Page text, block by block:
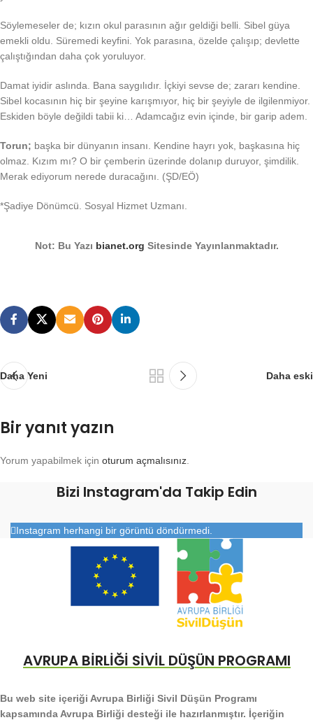
Söylemeseler de; kızın okul parasının ağır geldiği belli. Sibel güya
emekli oldu. Süremedi keyfini. Yok parasına, özelde çalışıp; devlette
çalıştığından daha çok yoruluyor.
Damat iyidir aslında. Bana saygılıdır. İçkiyi sevse de; zararı kendine.
Sibel kocasının hiç bir şeyine karışmıyor, hiç bir şeyiyle de ilgilenmiyor.
Eskiden böyle değildi tabii ki… Adamcağız evin içinde, bir garip adem.
Torun; başka bir dünyanın insanı. Kendine hayrı yok, başkasına hiç
olmaz. Kızım mı? O bir çemberin üzerinde dolanıp duruyor, şimdilik.
Merak ediyorum nerede duracağını. (ŞD/EÖ)
*Şadiye Dönümcü. Sosyal Hizmet Uzmanı.
Not: Bu Yazı bianet.org Sitesinde Yayınlanmaktadır.
Daha Yeni Daha eski
Bir yanıt yazın
Yorum yapabilmek için oturum açmalısınız
Bizi Instagram'da Takip Edin
Instagram herhangi bir görüntü döndürmedi.
AVRUPA BİRLİĞİ SİVİL DÜŞÜN PROGRAMI
Bu web site içeriği Avrupa Birliği Sivil Düşün Programı
kapsamında Avrupa Birliği desteği ile hazırlanmıştır. İçeriğin